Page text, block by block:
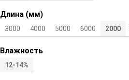
Длина (мм)
3000 4000 5000 6000 2000
Влажность
12-14%